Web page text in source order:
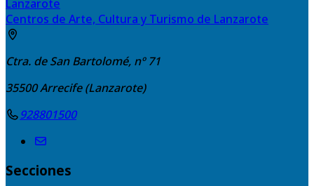
Centros de Arte, Cultura y Turismo de Lanzarote
Ctra. de San Bartolomé, nº 71
35500Arrecife (Lanzarote)
928801500
Secciones